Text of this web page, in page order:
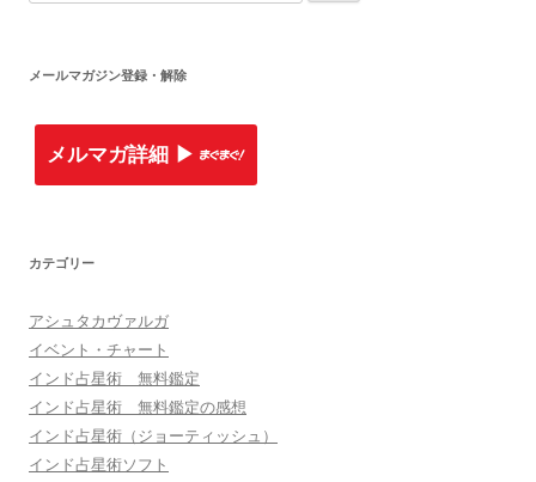
メールマガジン登録・解除
メルマガ詳細 ▶︎
カテゴリー
アシュタカヴァルガ
イベント・チャート
インド占星術 無料鑑定
インド占星術 無料鑑定の感想
インド占星術（ジョーティッシュ）
インド占星術ソフト